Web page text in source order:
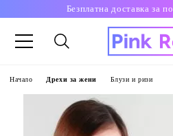
Безплатна доставка за
Начало Дрехи за жени Блузи и ризи